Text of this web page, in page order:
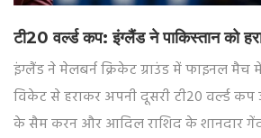
टी20 वर्ल्ड कप: इंग्लैंड ने पाकिस्तान को
इंग्लैंड ने मेलबर्न क्रिकेट ग्राउंड में फाइनल मैच
विकेट से हराकर अपनी दूसरी टी20 वर्ल्ड कप
के सैम करन और आदिल राशिद के शानदार